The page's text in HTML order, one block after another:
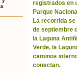
registrados en
Parque
La recorrida
de septiembre
la Laguna
Verde, la
caminos
conectan.